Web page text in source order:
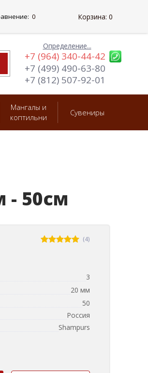
Определение...
+7 (964) 340-44-42
+7 (499) 490-63-80
+7 (812) 507-92-01
Мангалы и
коптильни
Сувениры
- 50см
(4)
3
20 мм
50
Россия
Shampurs
0 Корзина: 0